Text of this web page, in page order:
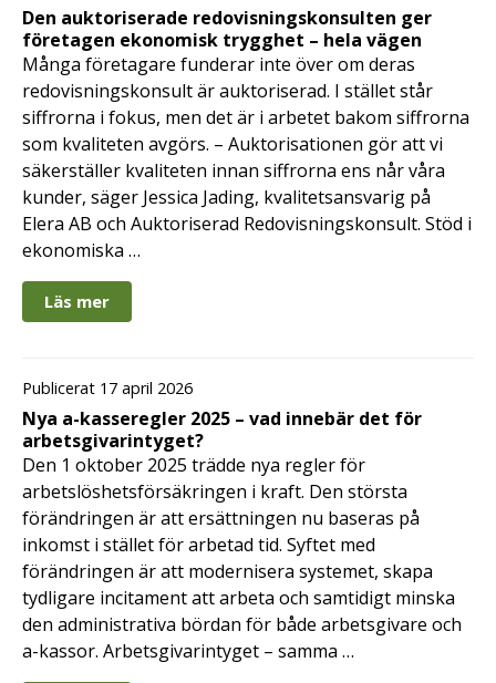
Den auktoriserade redovisningskonsulten ger
företagen ekonomisk trygghet – hela vägen
Många företagare funderar inte över om deras
redovisningskonsult är auktoriserad. I stället står
siffrorna i fokus, men det är i arbetet bakom siffrorna
som kvaliteten avgörs. – Auktorisationen gör att vi
säkerställer kvaliteten innan siffrorna ens når våra
kunder, säger Jessica Jading, kvalitetsansvarig på
Elera AB och Auktoriserad Redovisningskonsult. Stöd i
ekonomiska …
Läs mer
Publicerat 17 april 2026
Nya a-kasseregler 2025 – vad innebär det för
arbetsgivarintyget?
Den 1 oktober 2025 trädde nya regler för
arbetslöshetsförsäkringen i kraft. Den största
förändringen är att ersättningen nu baseras på
inkomst i stället för arbetad tid. Syftet med
förändringen är att modernisera systemet, skapa
tydligare incitament att arbeta och samtidigt minska
den administrativa bördan för både arbetsgivare och
a-kassor. Arbetsgivarintyget – samma …